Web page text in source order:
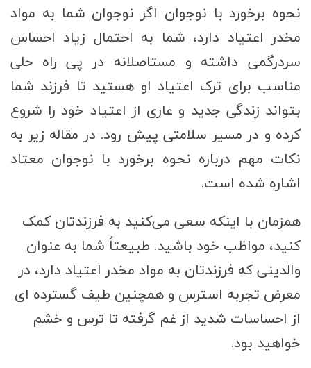
نحوه برخورد با نوجوان اگر نوجوان شما به مواد
مخدر اعتیاد دارد، شما به احتمال زیاد احساس
سردرگمی داشته و مستاصلانه در پی راه حلی
مناسب برای ترک اعتیاد او هستید تا فرزند شما
بتواند زندگی جدید و عاری از اعتیاد خود را شروع
کرده و در مسیر سلامتی پیش رود. در مقاله زیر به
نکات مهم درباره نحوه برخورد با نوجوان معتاد
اشاره شده است.
همزمان با اینکه سعی می‌کنید به فرزندتان کمک
کنید، مواظب خود باشید. طبیعتاً شما به عنوان
والدینی که فرزندتان به مواد مخدر اعتیاد دارد، در
معرض تجربه استرس و همچنین طیف گسترده ای
از احساسات شدید از غم گرفته تا ترس و خشم
خواهید بود.